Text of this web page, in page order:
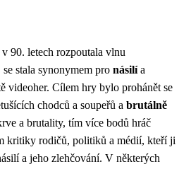
90. letech rozpoutala vlnu
stala synonymem pro násilía
videoher. Cílem hry bylo prohánět se
chodců a soupeřů a brutálně
a brutality, tím více bodů hráč
kritiky rodičů, politiků a médií, kteří ji
a jeho zlehčování. V některých